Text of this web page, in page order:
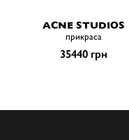
ACNE STUDIOS
прикраса
35440 грн